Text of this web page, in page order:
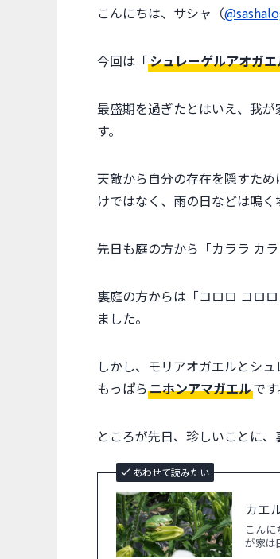
こんにちは、サシャ（
今回は「シュレーゲルアオガエ
最盛期を過ぎたとはいえ、我
す。
天敵から自分の存在を隠すた
けではなく、雨の日などは鳴く
先日も庭の方から「カララ カ
裏庭の方からは「コロロ コロ
ました。
しかし、モリアオガエルとシ
もっぱらニホンアマガエルです
ところが先日、珍しいことに
あわせて読みたい
カエ
こん
が家は